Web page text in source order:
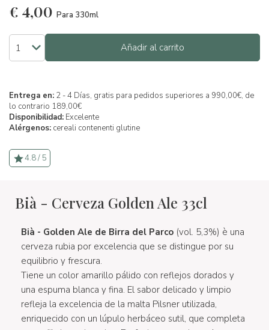
€ 4,00 Para 330ml
Añadir al carrito
Entrega en: 2 - 4 Días, gratis para pedidos superiores a 990,00€, de
lo contrario 189,00€
Disponibilidad: Excelente
Alérgenos: cereali contenenti glutine
4.8 / 5
Bià - Cerveza Golden Ale 33cl
Bià - Golden Ale de Birra del Parco (vol. 5,3%) è una
cerveza rubia por excelencia que se distingue por su
equilibrio y frescura.
Tiene un color amarillo pálido con reflejos dorados y
una espuma blanca y fina. El sabor delicado y limpio
refleja la excelencia de la malta Pilsner utilizada,
enriquecido con un lúpulo herbáceo sutil, que completa